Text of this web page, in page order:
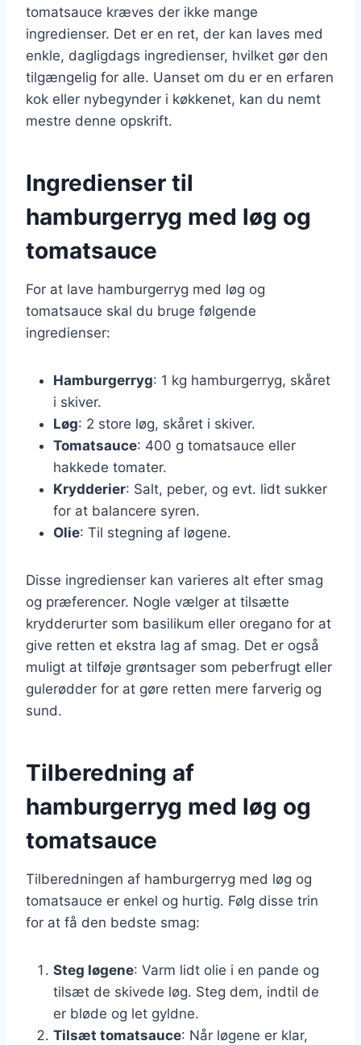
tomatsauce kræves der ikke mange
ingredienser. Det er en ret, der kan laves med
enkle, dagligdags ingredienser, hvilket gør den
tilgængelig for alle. Uanset om du er en erfaren
kok eller nybegynder i køkkenet, kan du nemt
mestre denne opskrift.
Ingredienser til
hamburgerryg med løg og
tomatsauce
For at lave hamburgerryg med løg og
tomatsauce skal du bruge følgende
ingredienser:
Hamburgerryg: 1 kg hamburgerryg, skåret
i skiver.
Løg: 2 store løg, skåret i skiver.
Tomatsauce: 400 g tomatsauce eller
hakkede tomater.
Krydderier: Salt, peber, og evt. lidt sukker
for at balancere syren.
Olie: Til stegning af løgene.
Disse ingredienser kan varieres alt efter smag
og præferencer. Nogle vælger at tilsætte
krydderurter som basilikum eller oregano for at
give retten et ekstra lag af smag. Det er også
muligt at tilføje grøntsager som peberfrugt eller
gulerødder for at gøre retten mere farverig og
sund.
Tilberedning af
hamburgerryg med løg og
tomatsauce
Tilberedningen af hamburgerryg med løg og
tomatsauce er enkel og hurtig. Følg disse trin
for at få den bedste smag:
Steg løgene: Varm lidt olie i en pande og
tilsæt de skivede løg. Steg dem, indtil de
er bløde og let gyldne.
Tilsæt tomatsauce: Når løgene er klar,